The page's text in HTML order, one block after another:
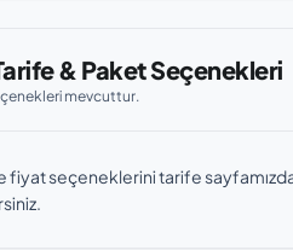
& Paket Seçenekleri
mevcuttur.
fiyat seçeneklerini tarife